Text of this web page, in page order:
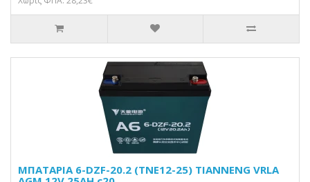
ΜΠΑΤΑΡΙΑ 6-DZF-20.2 (TNE12-25) TIANNENG VRLA